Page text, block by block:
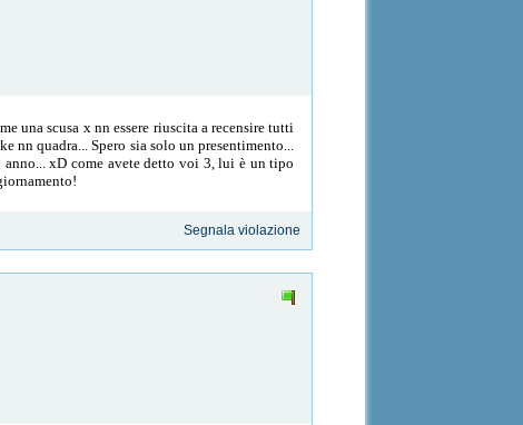
una scusa x nn essere riuscita a recensire tutti
quadra... Spero sia solo un presentimento...
anno... xD come avete detto voi 3, lui è un tipo
Segnala violazione